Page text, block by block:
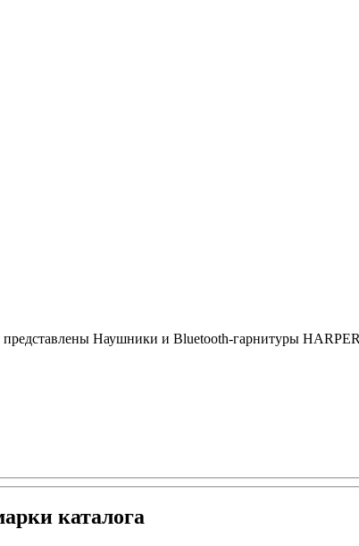
Наушники и Bluetooth-гарнитуры
каталога